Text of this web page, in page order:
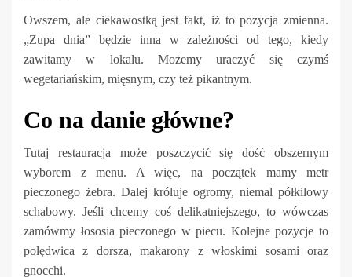
Owszem, ale ciekawostką jest fakt, iż to pozycja zmienna.
„Zupa dnia” będzie inna w zależności od tego, kiedy
zawitamy w lokalu. Możemy uraczyć się czymś
wegetariańskim, mięsnym, czy też pikantnym.
Co na danie główne?
Tutaj restauracja może poszczycić się dość obszernym
wyborem z menu. A więc, na początek mamy metr
pieczonego żebra. Dalej króluje ogromy, niemal półkilowy
schabowy. Jeśli chcemy coś delikatniejszego, to wówczas
zamówmy łososia pieczonego w piecu. Kolejne pozycje to
polędwica z dorsza, makarony z włoskimi sosami oraz
gnocchi.